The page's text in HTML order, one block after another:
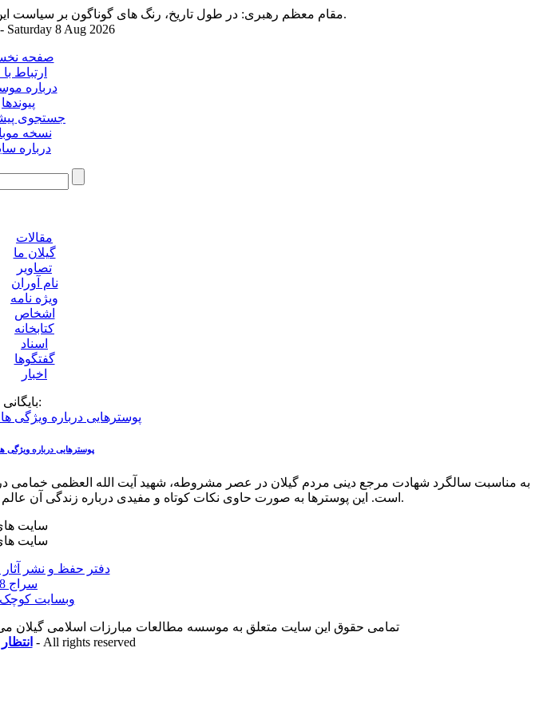
مقام معظم رهبری: در طول تاریخ، رنگ های گوناگون بر سیاست این کشور پهناور سایه افکند؛ اما رنگ ثابت مردم گیلان، رنگ ایمان بود.
شنبه ۱۷ مرداد ۱۴۰۵ - Saturday 8 Aug 2026
صفحه
ارتباط با
درباره
پیوندها
جستجوی
نسخه
درباره
مقالات
گیلان ما
تصاویر
نام آوران
ویژه نامه
اشخاص
کتابخانه
اسناد
گفتگوها
اخبار
بایگانی در تاریخ:
پوسترهایی درباره ویژگی
است. این پوسترها به صورت حاوی نکات کوتاه و مفیدی درباره زندگی آن عالم مجاهد است که از کتابی که درباره آن شخصیت نوشته شده، انتخاب شده است.
سایت
سایت
دفتر حفظ و نشر آثار
سراج 8
وبسایت
تمامی حقوق این سایت متعلق به موسسه مطالعات مبارزات اسلامی گیلان می
انتظار 2015-2016 - All rights reserved